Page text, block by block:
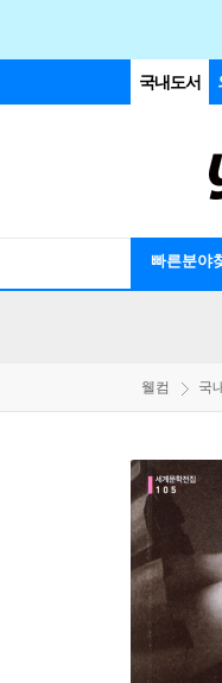
국내도서
빠른분야
웰컴 국